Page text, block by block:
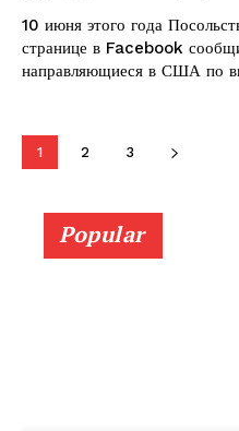
10 июня этого года
странице в Facebook
направляющиеся в США по
1 2 3
Popular